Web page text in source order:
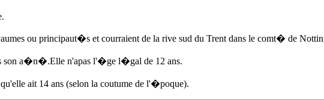
ou principaut�s et courraient de la rive sud du Trent dans le comt� de
son a�n�.Elle n'apas l'�ge l�gal de 12 ans.
ait 14 ans (selon la coutume de l'�poque).